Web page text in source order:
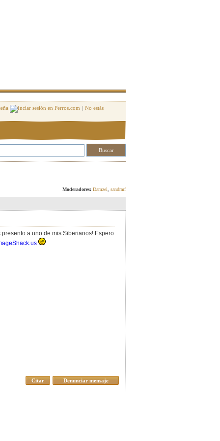
| No estás
Moderadores: Damzel sandrarf
a uno de mis Siberianos! Espero
Denunciar mensaje
Citar